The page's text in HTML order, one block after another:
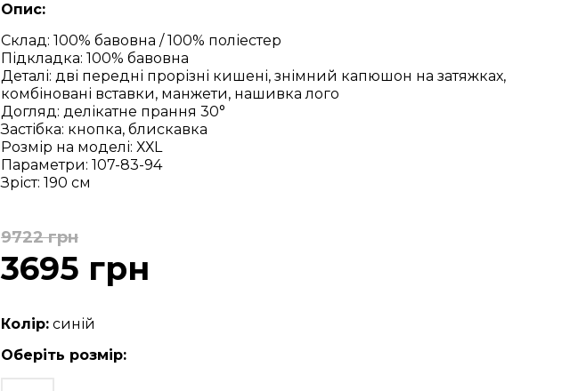
Опис:
Склад: 100% бавовна / 100% поліестер
Підкладка: 100% бавовна
Деталі: дві передні прорізні кишені, знімний капюшон на затяжках,
комбіновані вставки, манжети, нашивка лого
Догляд: делікатне прання 30°
Застібка: кнопка, блискавка
Розмір на моделі: ХХL
Параметри: 107-83-94
Зріст: 190 см
9722 грн
3695 грн
Колір: синій
Оберіть розмір: